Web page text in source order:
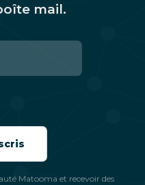
mail.
Matooma et recevoir des